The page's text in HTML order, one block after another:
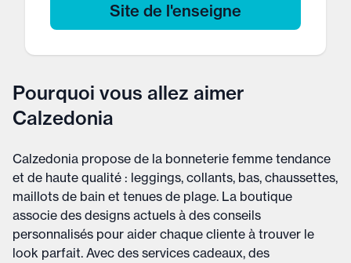
Site de l'enseigne
Pourquoi vous allez aimer
Calzedonia
Calzedonia propose de la bonneterie femme tendance
et de haute qualité : leggings, collants, bas, chaussettes,
maillots de bain et tenues de plage. La boutique
associe des designs actuels à des conseils
personnalisés pour aider chaque cliente à trouver le
look parfait. Avec des services cadeaux, des